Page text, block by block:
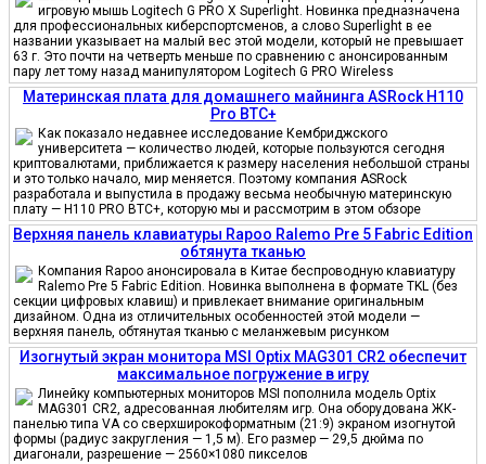
игровую мышь Logitech G PRO X Superlight. Новинка предназначена
для профессиональных киберспортсменов, а слово Superlight в ее
названии указывает на малый вес этой модели, который не превышает
63 г. Это почти на четверть меньше по сравнению с анонсированным
пару лет тому назад манипулятором Logitech G PRO Wireless
Материнская плата для домашнего майнинга ASRock H110
Pro BTC+
Как показало недавнее исследование Кембриджского
университета — количество людей, которые пользуются сегодня
криптовалютами, приближается к размеру населения небольшой страны
и это только начало, мир меняется. Поэтому компания ASRock
разработала и выпустила в продажу весьма необычную материнскую
плату — H110 PRO BTC+, которую мы и рассмотрим в этом обзоре
Верхняя панель клавиатуры Rapoo Ralemo Pre 5 Fabric Edition
обтянута тканью
Компания Rapoo анонсировала в Китае беспроводную клавиатуру
Ralemo Pre 5 Fabric Edition. Новинка выполнена в формате TKL (без
секции цифровых клавиш) и привлекает внимание оригинальным
дизайном. Одна из отличительных особенностей этой модели —
верхняя панель, обтянутая тканью с меланжевым рисунком
Изогнутый экран монитора MSI Optix MAG301 CR2 обеспечит
максимальное погружение в игру
Линейку компьютерных мониторов MSI пополнила модель Optix
MAG301 CR2, адресованная любителям игр. Она оборудована ЖК-
панелью типа VA со сверхширокоформатным (21:9) экраном изогнутой
формы (радиус закругления — 1,5 м). Его размер — 29,5 дюйма по
диагонали, разрешение — 2560×1080 пикселов